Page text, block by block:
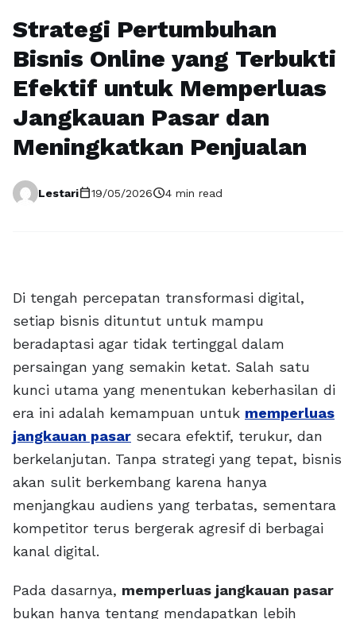
Strategi Pertumbuhan
Bisnis Online yang Terbukti
Efektif untuk Memperluas
Jangkauan Pasar dan
Meningkatkan Penjualan
Lestaricalendar_today19/05/2026schedule4 min read
Di tengah percepatan transformasi digital,
setiap bisnis dituntut untuk mampu
beradaptasi agar tidak tertinggal dalam
persaingan yang semakin ketat. Salah satu
kunci utama yang menentukan keberhasilan di
era ini adalah kemampuan untuk memperluas
jangkauan pasar secara efektif, terukur, dan
berkelanjutan. Tanpa strategi yang tepat, bisnis
akan sulit berkembang karena hanya
menjangkau audiens yang terbatas, sementara
kompetitor terus bergerak agresif di berbagai
kanal digital.
Pada dasarnya, memperluas jangkauan pasar
bukan hanya tentang mendapatkan lebih